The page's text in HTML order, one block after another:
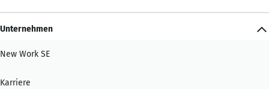
Unternehmen
New Work SE
Karriere